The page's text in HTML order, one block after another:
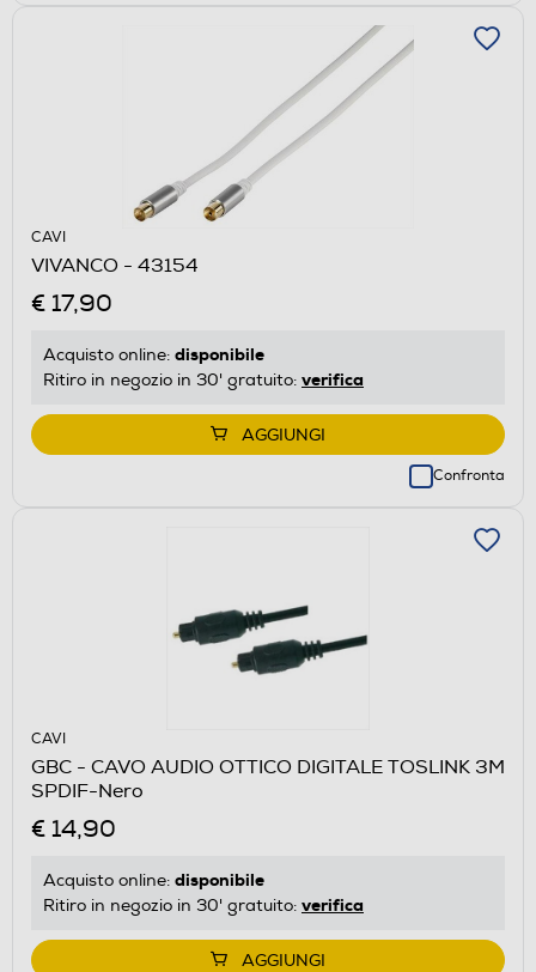
CAVI
VIVANCO - 43154
€ 17,90
Acquisto online: disponibile
Ritiro in negozio in 30' gratuito: verifica
AGGIUNGI
Confronta
CAVI
GBC - CAVO AUDIO OTTICO DIGITALE TOSLINK 3M
SPDIF-Nero
€ 14,90
Acquisto online: disponibile
Ritiro in negozio in 30' gratuito: verifica
AGGIUNGI